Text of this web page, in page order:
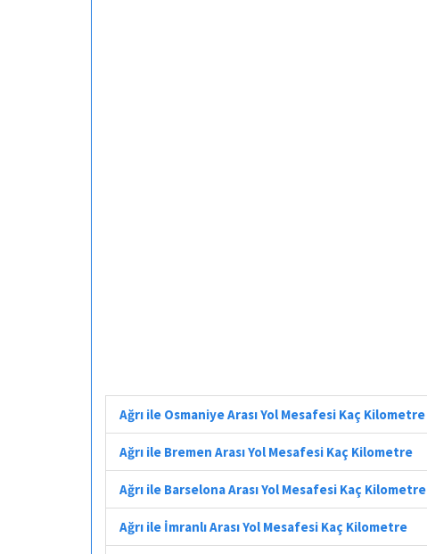
Ağrı ile Osmaniye Arası Yol Mesafesi Kaç Kilometre
Ağrı ile Bremen Arası Yol Mesafesi Kaç Kilometre
Ağrı ile Barselona Arası Yol Mesafesi Kaç Kilometre
Ağrı ile İmranlı Arası Yol Mesafesi Kaç Kilometre